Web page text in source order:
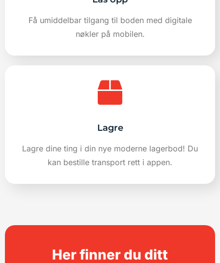
Få umiddelbar tilgang til boden med digitale
nøkler på mobilen.
Lagre
Lagre dine ting i din nye moderne lagerbod! Du
kan bestille transport rett i appen.
Her finner du ditt